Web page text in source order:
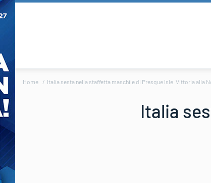
Home Italia sesta nella staffetta maschile di Presque Isle. Vittoria alla
Italia